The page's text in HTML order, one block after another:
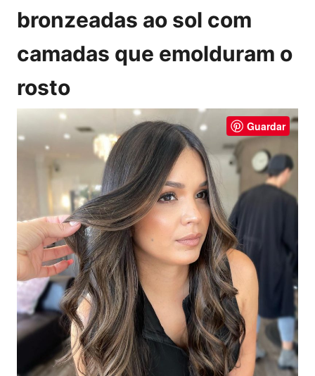
bronzeadas ao sol com
camadas que emolduram o
rosto
Guardar